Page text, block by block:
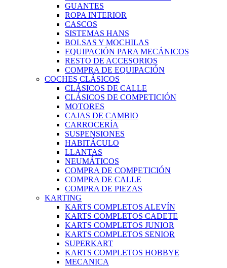
GUANTES
ROPA INTERIOR
CASCOS
SISTEMAS HANS
BOLSAS Y MOCHILAS
EQUIPACIÓN PARA MECÁNICOS
RESTO DE ACCESORIOS
COMPRA DE EQUIPACIÓN
COCHES CLÁSICOS
CLÁSICOS DE CALLE
CLÁSICOS DE COMPETICIÓN
MOTORES
CAJAS DE CAMBIO
CARROCERÍA
SUSPENSIONES
HABITÁCULO
LLANTAS
NEUMÁTICOS
COMPRA DE COMPETICIÓN
COMPRA DE CALLE
COMPRA DE PIEZAS
KARTING
KARTS COMPLETOS ALEVÍN
KARTS COMPLETOS CADETE
KARTS COMPLETOS JUNIOR
KARTS COMPLETOS SENIOR
SUPERKART
KARTS COMPLETOS HOBBYE
MECANICA